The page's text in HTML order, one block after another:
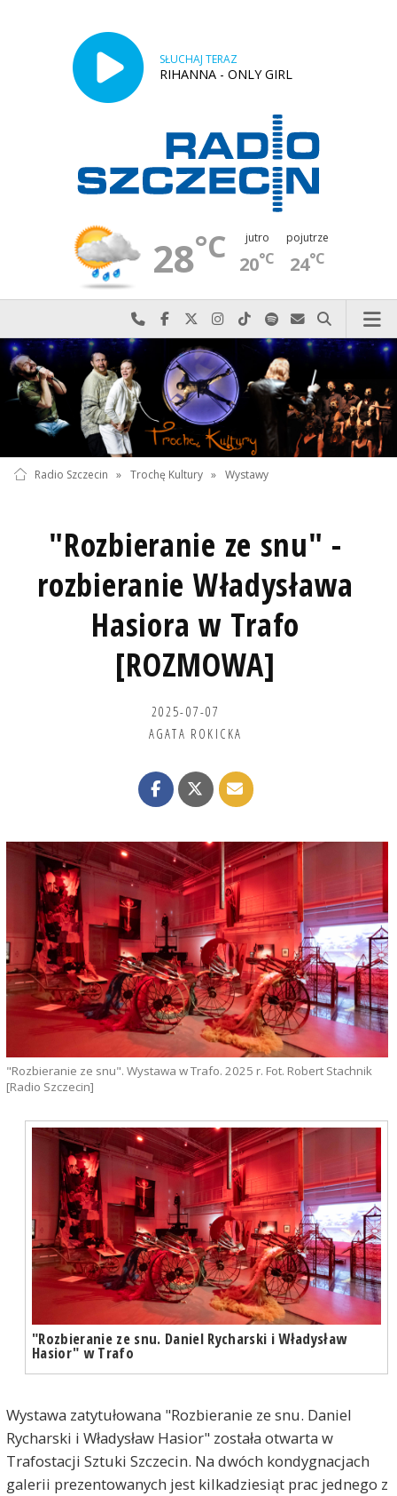
SŁUCHAJ TERAZ
RIHANNA - ONLY GIRL
28°C jutro
20°C
pojutrze
24°C
Najlepiej po prostu do nas zadzwoń
Odwiedź nas na Facebook-u
Odwiedź nas na X
Odwiedź nas na Instagram-ie
Odwiedź nas na TikTok-u
Szukaj nas na Spotify
Wyślij do nas
Szukaj
Radio Szczecin » Trochę Kultury » Wystawy
"Rozbieranie ze snu" -
rozbieranie Władysława
Hasiora w Trafo
[ROZMOWA]
2025-07-07
AGATA ROKICKA
"Rozbieranie ze snu". Wystawa w Trafo. 2025 r. Fot. Robert Stachnik
[Radio Szczecin]
"Rozbieranie ze snu. Daniel Rycharski i Władysław
Hasior" w Trafo
Wystawa zatytułowana "Rozbieranie ze snu. Daniel
Rycharski i Władysław Hasior" została otwarta w
Trafostacji Sztuki Szczecin. Na dwóch kondygnacjach
galerii prezentowanych jest kilkadziesiąt prac jednego z